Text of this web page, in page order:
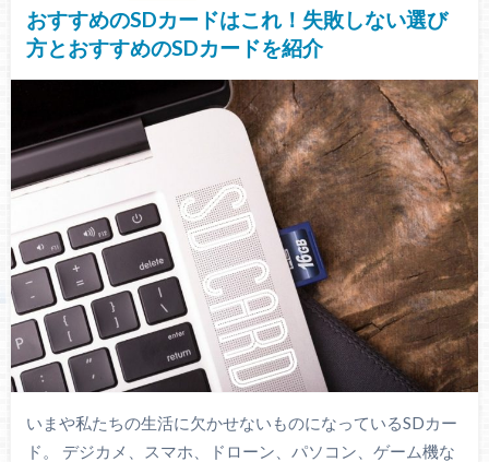
おすすめのSDカードはこれ！失敗しない選び
方とおすすめのSDカードを紹介
いまや私たちの生活に欠かせないものになっているSDカー
ド。 デジカメ、スマホ、ドローン、パソコン、ゲーム機な